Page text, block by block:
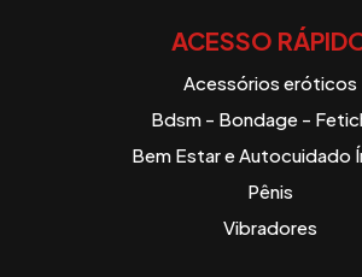
ACESSO
Acessórios eróticos
Bdsm - Bondage -
Bem Estar e Autocuidado
Pênis
Vibradores